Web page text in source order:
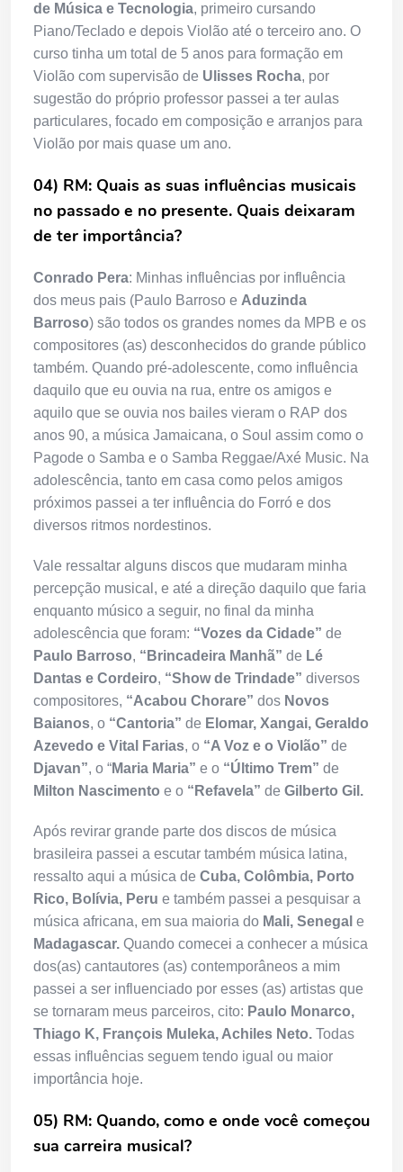
de Música e Tecnologia, primeiro cursando
Piano/Teclado e depois Violão até o terceiro ano. O
curso tinha um total de 5 anos para formação em
Violão com supervisão de Ulisses Rocha, por
sugestão do próprio professor passei a ter aulas
particulares, focado em composição e arranjos para
Violão por mais quase um ano.
04) RM: Quais as suas influências musicais
no passado e no presente. Quais deixaram
de ter importância?
Conrado Pera: Minhas influências por influência
dos meus pais (Paulo Barroso e Aduzinda
Barroso) são todos os grandes nomes da MPB e os
compositores (as) desconhecidos do grande público
também. Quando pré-adolescente, como influência
daquilo que eu ouvia na rua, entre os amigos e
aquilo que se ouvia nos bailes vieram o RAP dos
anos 90, a música Jamaicana, o Soul assim como o
Pagode o Samba e o Samba Reggae/Axé Music. Na
adolescência, tanto em casa como pelos amigos
próximos passei a ter influência do Forró e dos
diversos ritmos nordestinos.
Vale ressaltar alguns discos que mudaram minha
percepção musical, e até a direção daquilo que faria
enquanto músico a seguir, no final da minha
adolescência que foram: “Vozes da Cidade” de
Paulo Barroso, “Brincadeira Manhã” de Lé
Dantas e Cordeiro, “Show de Trindade” diversos
compositores, “Acabou Chorare” dos Novos
Baianos, o “Cantoria” de Elomar, Xangai, Geraldo
Azevedo e Vital Farias, o “A Voz e o Violão” de
Djavan”, o “Maria Maria” e o “Último Trem” de
Milton Nascimento e o “Refavela” de Gilberto Gil.
Após revirar grande parte dos discos de música
brasileira passei a escutar também música latina,
ressalto aqui a música de Cuba, Colômbia, Porto
Rico, Bolívia, Peru e também passei a pesquisar a
música africana, em sua maioria do Mali, Senegal e
Madagascar. Quando comecei a conhecer a música
dos(as) cantautores (as) contemporâneos a mim
passei a ser influenciado por esses (as) artistas que
se tornaram meus parceiros, cito: Paulo Monarco,
Thiago K, François Muleka, Achiles Neto. Todas
essas influências seguem tendo igual ou maior
importância hoje.
05) RM: Quando, como e onde você começou
sua carreira musical?